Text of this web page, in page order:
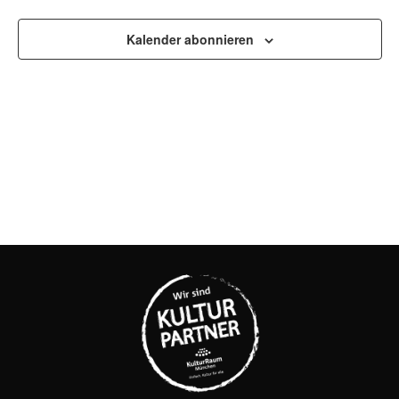
UND
Kalender abonnieren